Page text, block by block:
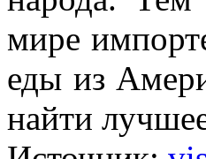
мире
еды из
найти